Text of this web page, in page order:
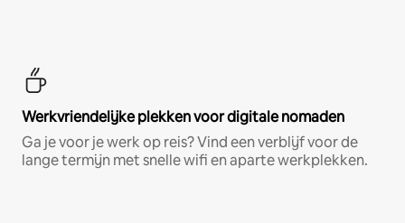
Werkvriendelijke plekken voor digitale nomaden
Ga je voor je werk op reis? Vind een verblijf voor de
lange termijn met snelle wifi en aparte werkplekken.